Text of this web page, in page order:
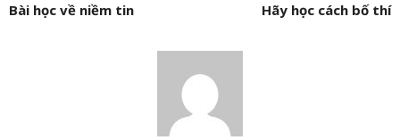
Bài học về niềm tin Hãy học cách bố thí